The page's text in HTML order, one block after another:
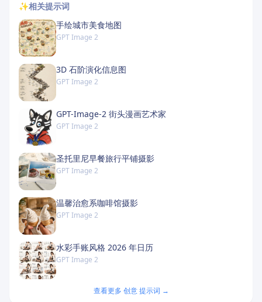
✨相关提示词
手绘城市美食地图
GPT Image 2
3D 石阶演化信息图
GPT Image 2
GPT-Image-2 街头漫画艺术家
GPT Image 2
圣托里尼早餐旅行平铺摄影
GPT Image 2
温馨治愈系咖啡馆摄影
GPT Image 2
水彩手账风格 2026 年日历
GPT Image 2
查看更多 创意 提示词 →